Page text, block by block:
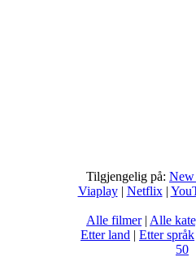
Tilgjengelig på:
Viaplay| Netflix|
Alle filmer| Alle
Etter land | Etter språk
50